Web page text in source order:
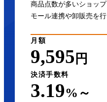
商品点数が多いショッ
モール連携や卸販売を
月額
9,595 円
決済手数料
3.19%～